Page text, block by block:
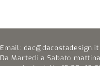
Email: dac@dacostadesign.it
Da Martedi a Sabato